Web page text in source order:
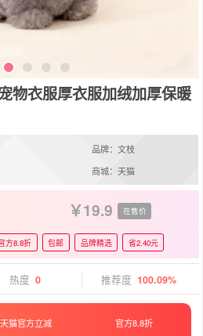
物衣服厚衣服加绒加厚保暖
品牌：文枝
商城：天猫
19.9 在售价
方8.8折 包邮 品牌精选 省2.40元
热度 0 推荐度 100.09%
天猫官方立减 官方8.8折